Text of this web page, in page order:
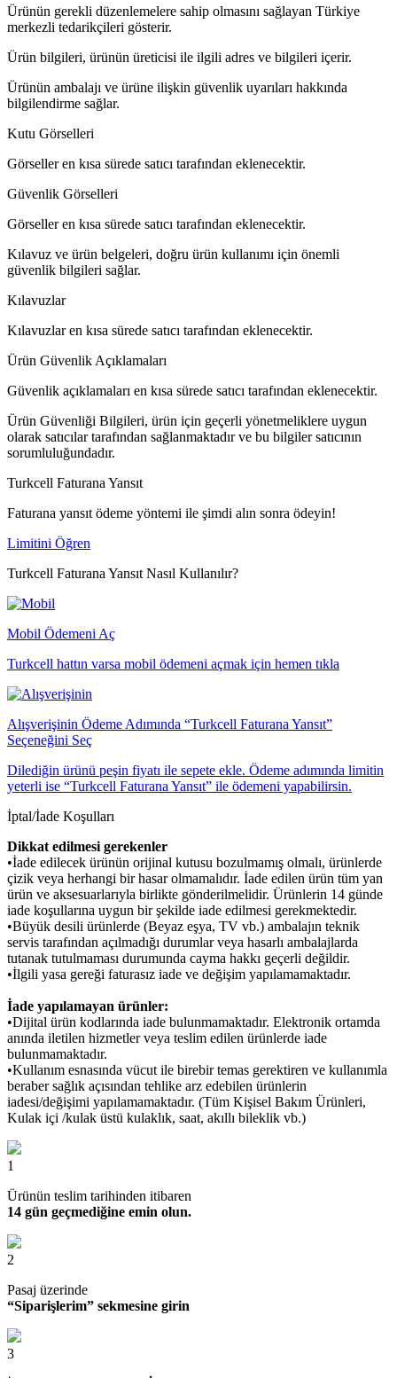
Ürünün gerekli düzenlemelere sahip olmasını sağlayan Türkiye
merkezli tedarikçileri gösterir.
Ürün bilgileri, ürünün üreticisi ile ilgili adres ve bilgileri içerir.
Ürünün ambalajı ve ürüne ilişkin güvenlik uyarıları hakkında
bilgilendirme sağlar.
Kutu Görselleri
Görseller en kısa sürede satıcı tarafından eklenecektir.
Güvenlik Görselleri
Görseller en kısa sürede satıcı tarafından eklenecektir.
Kılavuz ve ürün belgeleri, doğru ürün kullanımı için önemli
güvenlik bilgileri sağlar.
Kılavuzlar
Kılavuzlar en kısa sürede satıcı tarafından eklenecektir.
Ürün Güvenlik Açıklamaları
Güvenlik açıklamaları en kısa sürede satıcı tarafından eklenecektir.
Ürün Güvenliği Bilgileri, ürün için geçerli yönetmeliklere uygun
olarak satıcılar tarafından sağlanmaktadır ve bu bilgiler satıcının
sorumluluğundadır.
Turkcell Faturana Yansıt
Faturana yansıt ödeme yöntemi ile şimdi alın sonra ödeyin!
Limitini Öğren
Turkcell Faturana Yansıt Nasıl Kullanılır?
Mobil Ödemeni Aç
Turkcell hattın varsa mobil ödemeni açmak için hemen tıkla
Alışverişinin Ödeme Adımında “Turkcell Faturana Yansıt”
Seçeneğini Seç
Dilediğin ürünü peşin fiyatı ile sepete ekle. Ödeme adımında limitin
yeterli ise “Turkcell Faturana Yansıt” ile ödemeni yapabilirsin.
İptal/İade Koşulları
Dikkat edilmesi gerekenler
•İade edilecek ürünün orijinal kutusu bozulmamış olmalı, ürünlerde
çizik veya herhangi bir hasar olmamalıdır. İade edilen ürün tüm yan
ürün ve aksesuarlarıyla birlikte gönderilmelidir. Ürünlerin 14 günde
iade koşullarına uygun bir şekilde iade edilmesi gerekmektedir.
•Büyük desili ürünlerde (Beyaz eşya, TV vb.) ambalajın teknik
servis tarafından açılmadığı durumlar veya hasarlı ambalajlarda
tutanak tutulmaması durumunda cayma hakkı geçerli değildir.
•İlgili yasa gereği faturasız iade ve değişim yapılamamaktadır.
İade yapılamayan ürünler:
•Dijital ürün kodlarında iade bulunmamaktadır. Elektronik ortamda
anında iletilen hizmetler veya teslim edilen ürünlerde iade
bulunmamaktadır.
•Kullanım esnasında vücut ile birebir temas gerektiren ve kullanımla
beraber sağlık açısından tehlike arz edebilen ürünlerin
iadesi/değişimi yapılamamaktadır. (Tüm Kişisel Bakım Ürünleri,
Kulak içi /kulak üstü kulaklık, saat, akıllı bileklik vb.)
1
Ürünün teslim tarihinden itibaren
14 gün geçmediğine emin olun.
2
Pasaj üzerinde
“Siparişlerim” sekmesine girin
3